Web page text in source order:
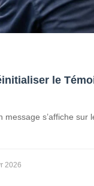
le
s’affiche sur
2026